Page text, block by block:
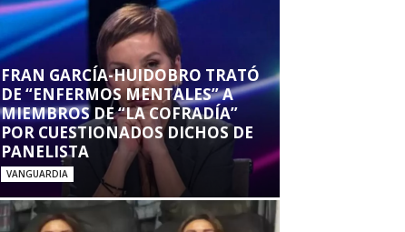
FRAN GARCÍA-HUIDOBRO TRATÓ
DE “ENFERMOS MENTALES” A
MIEMBROS DE “LA COFRADÍA”
POR CUESTIONADOS DICHOS DE
PANELISTA
VANGUARDIA